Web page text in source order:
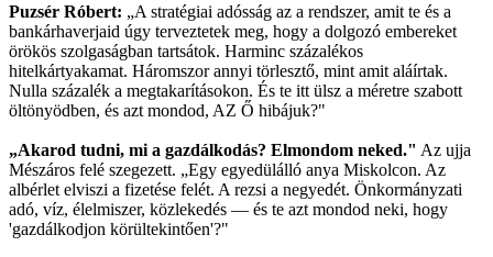
Puzsér Róbert: „A stratégiai adósság az a rendszer, amit te és a
bankárhaverjaid úgy terveztetek meg, hogy a dolgozó embereket
örökös szolgaságban tartsátok. Harminc százalékos
hitelkártyakamat. Háromszor annyi törlesztő, mint amit aláírtak.
Nulla százalék a megtakarításokon. És te itt ülsz a méretre szabott
öltönyödben, és azt mondod, AZ Ő hibájuk?"
„Akarod tudni, mi a gazdálkodás? Elmondom neked." Az ujja
Mészáros felé szegezett. „Egy egyedülálló anya Miskolcon. Az
albérlet elviszi a fizetése felét. A rezsi a negyedét. Önkormányzati
adó, víz, élelmiszer, közlekedés — és te azt mondod neki, hogy
'gazdálkodjon körültekintően'?"